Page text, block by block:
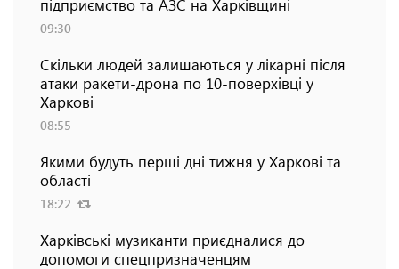
підприємство та АЗС на Харківщині
09:30
Скільки людей залишаються у лікарні після
атаки ракети-дрона по 10-поверхівці у
Харкові
08:55
Якими будуть перші дні тижня у Харкові та
області
18:22
Харківські музиканти приєдналися до
допомоги спецпризначенцям